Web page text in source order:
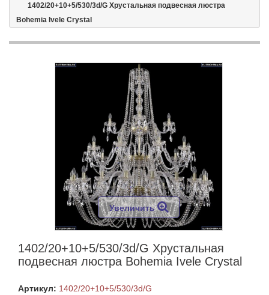
1402/20+10+5/530/3d/G Хрустальная подвесная люстра
Bohemia Ivele Crystal
Увеличить
1402/20+10+5/530/3d/G Хрустальная
подвесная люстра Bohemia Ivele Crystal
Артикул: 1402/20+10+5/530/3d/G